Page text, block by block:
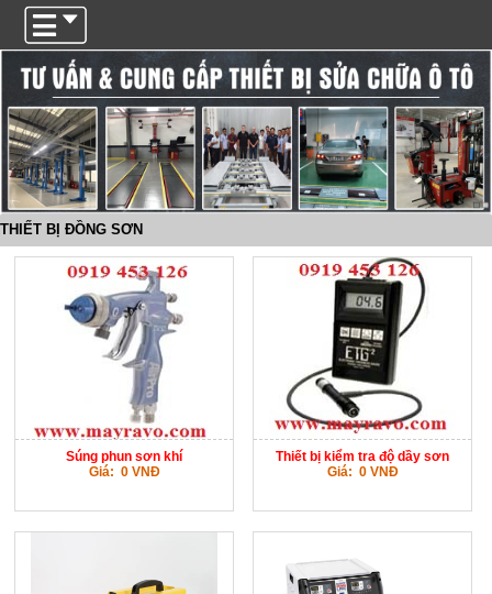
THIẾT BỊ ĐỒNG SƠN
Súng phun sơn khí
Giá: 0 VNĐ
Thiết bị kiểm tra độ dầy sơn
Giá: 0 VNĐ